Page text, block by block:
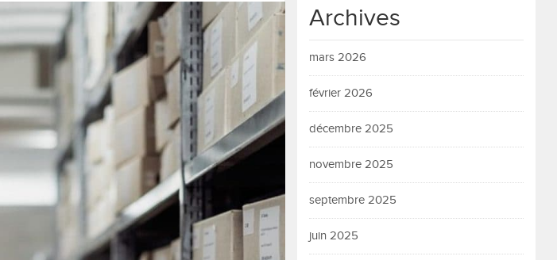
Archives
mars 2026
février 2026
décembre 2025
novembre 2025
septembre 2025
juin 2025